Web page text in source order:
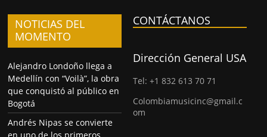
NOTICIAS DEL
MOMENTO
Alejandro Londoño llega a
Medellín con “Voilà”, la obra
que conquistó al público en
Bogotá
Andrés Nipas se convierte
en uno de los primeros
CONTÁCTANOS
Dirección General USA
Tel: +1 832 613 70 71
Colombiamusicinc@gmail.c
om